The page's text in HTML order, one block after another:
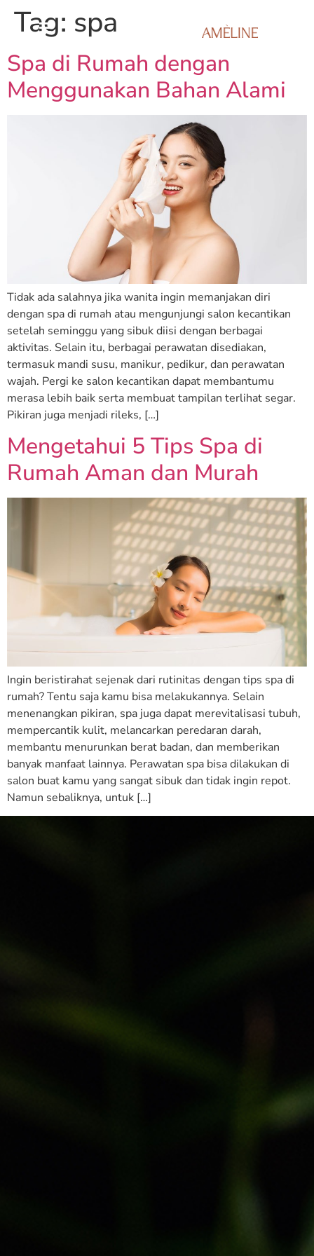
Tag: spa
Spa di Rumah dengan
Menggunakan Bahan Alami
Tidak ada salahnya jika wanita ingin memanjakan diri
dengan spa di rumah atau mengunjungi salon kecantikan
setelah seminggu yang sibuk diisi dengan berbagai
aktivitas. Selain itu, berbagai perawatan disediakan,
termasuk mandi susu, manikur, pedikur, dan perawatan
wajah. Pergi ke salon kecantikan dapat membantumu
merasa lebih baik serta membuat tampilan terlihat segar.
Pikiran juga menjadi rileks, […]
Mengetahui 5 Tips Spa di
Rumah Aman dan Murah
Ingin beristirahat sejenak dari rutinitas dengan tips spa di
rumah? Tentu saja kamu bisa melakukannya. Selain
menenangkan pikiran, spa juga dapat merevitalisasi tubuh,
mempercantik kulit, melancarkan peredaran darah,
membantu menurunkan berat badan, dan memberikan
banyak manfaat lainnya. Perawatan spa bisa dilakukan di
salon buat kamu yang sangat sibuk dan tidak ingin repot.
Namun sebaliknya, untuk […]